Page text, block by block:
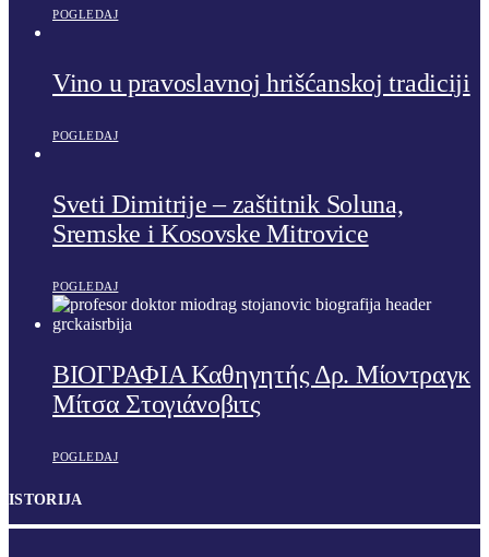
POGLEDAJ
Vino u pravoslavnoj hrišćanskoj tradiciji
POGLEDAJ
Sveti Dimitrije – zaštitnik Soluna,
Sremske i Kosovske Mitrovice
POGLEDAJ
ΒΙΟΓΡΑΦΙΑ Καθηγητής Δρ. Μίοντραγκ
Μίτσα Στογιάνοβιτς
POGLEDAJ
ISTORIJA